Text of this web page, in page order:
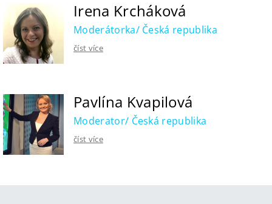
Irena Krcháková
Moderátorka/ Česká republika
číst více
Pavlína Kvapilová
Moderator/ Česká republika
číst více